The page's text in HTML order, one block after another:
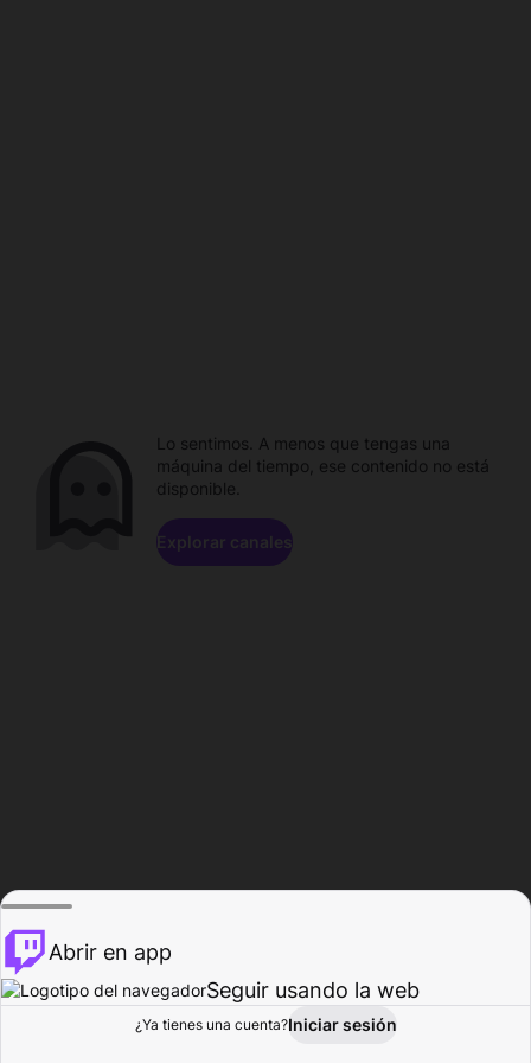
Explorar Actividad
Lo sentimos. A menos que tengas una
máquina del tiempo, ese contenido no está
disponible.
Explorar canales
Abrir en app
Seguir usando la web
¿Ya tienes una cuenta?Iniciar sesión